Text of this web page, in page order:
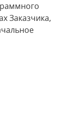
Заказчика,